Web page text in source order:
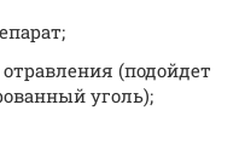
(подойдет
уголь);